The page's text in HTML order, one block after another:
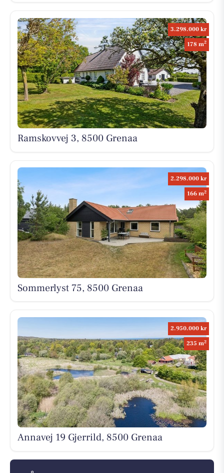
3.298.000 kr
178 m2
Ramskovvej 3, 8500 Grenaa
2.298.000 kr
166 m2
Sommerlyst 75, 8500 Grenaa
2.950.000 kr
235 m2
Annavej 19 Gjerrild, 8500 Grenaa